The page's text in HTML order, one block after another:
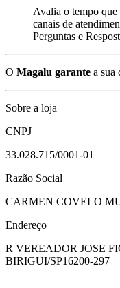
Avalia o tempo que
canais de
Perguntas e
O Magalu garante a sua
Sobre a loja
CNPJ
33.028.715/0001-01
Razão Social
CARMEN COVELO
Endereço
R VEREADOR JOSE
BIRIGUI/SP16200-297